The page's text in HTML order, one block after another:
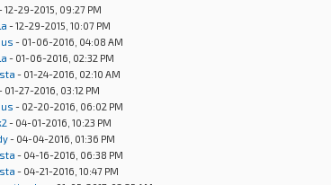
12-29-2015, 09:27 PM
- 12-29-2015, 10:07 PM
- 01-06-2016, 04:08 AM
- 01-06-2016, 02:32 PM
- 01-24-2016, 02:10 AM
01-27-2016, 03:12 PM
- 02-20-2016, 06:02 PM
- 04-01-2016, 10:23 PM
- 04-04-2016, 01:36 PM
- 04-16-2016, 06:38 PM
- 04-21-2016, 10:47 PM